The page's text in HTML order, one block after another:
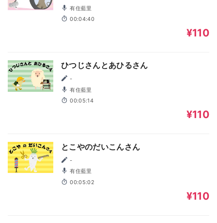
有住藍里
00:04:40
¥110
ひつじさんとあひるさん
-
有住藍里
00:05:14
¥110
とこやのだいこんさん
-
有住藍里
00:05:02
¥110